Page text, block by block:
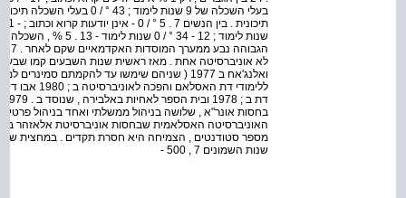
שנות לימוד ; 12 - 34 ° /
בחסות אונר"א , שלושה בניהול ממשלתי ואחד בניהול
שנות השמונים 7 , 500 -